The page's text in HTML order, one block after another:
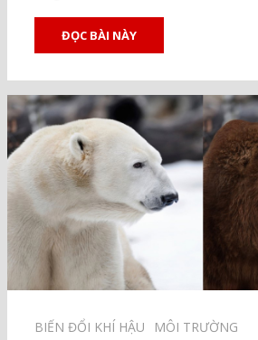
ĐỌC BÀI NÀY
BIẾN ĐỔI KHÍ HẬU⠀ MÔI TRƯỜNG⠀